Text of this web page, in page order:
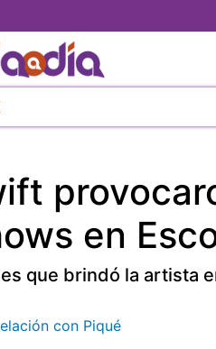
al
contenido
principal
en
que brindó la artista
con Piqué